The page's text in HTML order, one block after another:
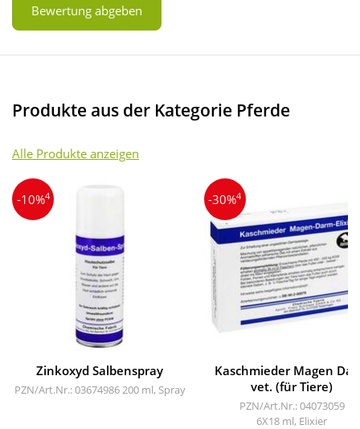
Bewertung abgeben
Produkte aus der Kategorie Pferde
Alle Produkte anzeigen
-10%4
Zinkoxyd Salbenspray
PZN/Art.Nr.: 03674986 200 ml, Spray
-30%4
Kaschmieder Magen
vet. (für Tiere)
PZN/Art.Nr.: 04073059
6X18 ml, Elixier